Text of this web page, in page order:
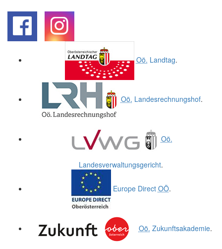
Oö. Landtag.
Oö. Landesrechnungshof.
Oö.
Landesverwaltungsgericht.
Europe Direct OÖ.
Oö. Zukunftsakademie.